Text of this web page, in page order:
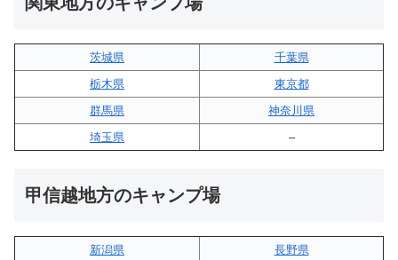
茨城県
千葉県
栃木県
東京都
群馬県
神奈川県
埼玉県
–
甲信越地方のキャンプ場
新潟県
長野県